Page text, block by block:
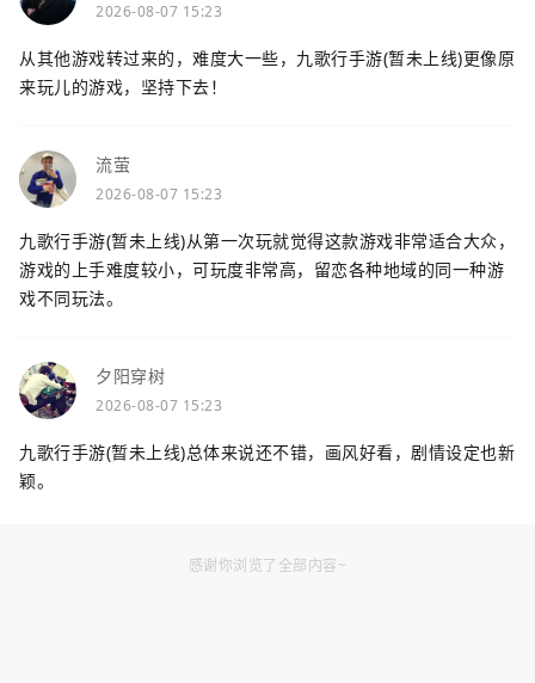
2026-08-07 15:23
从其他游戏转过来的，难度大一些，九歌行手游(暂未上线)更像原
来玩儿的游戏，坚持下去！
流萤
2026-08-07 15:23
九歌行手游(暂未上线)从第一次玩就觉得这款游戏非常适合大众，
游戏的上手难度较小，可玩度非常高，留恋各种地域的同一种游
戏不同玩法。
夕阳穿树
2026-08-07 15:23
九歌行手游(暂未上线)总体来说还不错，画风好看，剧情设定也新
颖。
感谢你浏览了全部内容~